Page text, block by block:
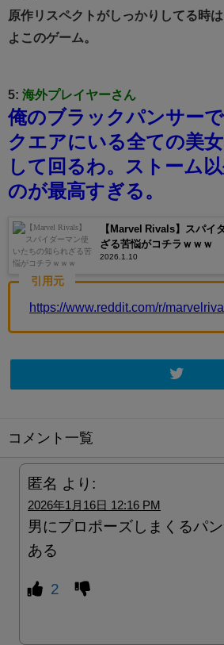
原作リスペクトがしっかりしてる時
よこのゲーム。
5: 海外プレイヤーさん
俺のブラックパンサー
クエアにいる全ての美
して回るわ。
ストーム
のが最高すぎる。
【Marvel Rivals】スパイ
ざる苦悩がコチラｗｗｗ
2026.1.10
引用元
https://www.reddit.com/r/
コメント一覧
匿名 より:
2026年1月16日 12:16 PM
男にプロポーズしまくるパ
ある
2